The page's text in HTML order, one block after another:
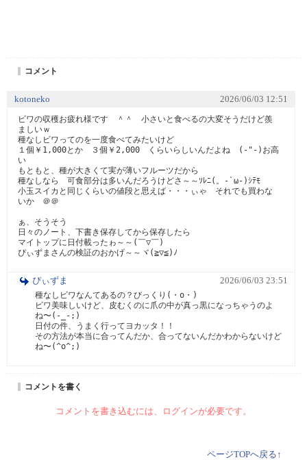
コメント
kotoneko 2026/06/03 12:51
ビワの収穫お疲れ様です　＾＾　小さいと食べるの大変そうだけど羨
ましいｗ
種なしビワってのを一度食べてみたいけど
１個￥1,000とか　３個￥2,000　くらいらしいんだよね　(-"-)お高
い
もともと、種が大きくて実が薄いフルーツだから
種なしなら　可食部分は多いんだろうけどさ～～ｿﾚﾆ(。-`ω-)ｼﾃﾓ
小玉スイカと同じくらいの値段と思えば・・・ぃゃ　それでも買わな
いか　＠＠
ぁ、そうそう
日々のノート、下書き保存してから保存したら
マイトップに日付載ったゎ～～(￣▽￣)
ぴぃずまさんの検証のおかげ～～ヾ(≧▽≦)ﾉ
ぴぃずま
2026/06/03 23:51
種なしビワなんてあるの？びっくり(・o・)
ビワ美味しいけど、皮むくのに爪の中が真っ黒になっちゃうのよ
ね〜(-_-;)
日付の件、うまく行ってヨカッタ！！
その方法が本当に合ってんだか、合ってないんだかわからないけど
コメントを書く
コメントを書き込むには、ログインが必要です。
ページTOPへ戻る↑